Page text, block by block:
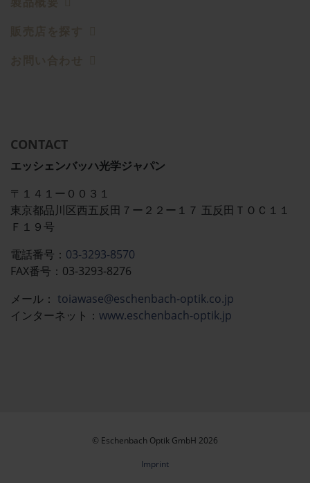
CONTACT
エッシェンバッハ光学ジャパン
〒１４１ー００３１
東京都品川区西五反田７ー２２ー１７ 五反田ＴＯＣ１１
Ｆ１９号
電話番号： 03-3293-8570
FAX番号：03-3293-8276
メール：​​​​ toiawase@eschenbach-optik.co.jp
インターネット： www.eschenbach-optik.jp
© Eschenbach Optik GmbH 2026
Imprint